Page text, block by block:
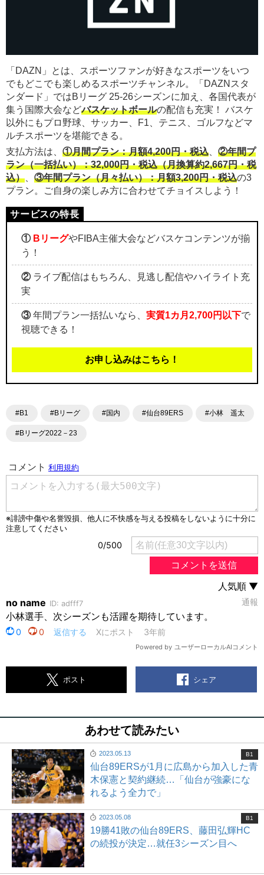
「DAZN」とは、スポーツファンが好きなスポーツをいつ
でもどこでも楽しめるスポーツチャンネル。「DAZNスタ
ンダード」ではBリーグ 25-26シーズンに加え、各国代表が
集う国際大会などバスケットボールの配信も充実！ バスケ
以外にもプロ野球、サッカー、F1、テニス、ゴルフなどマ
ルチスポーツを堪能できる。
支払方法は、 ①月間プラン：月額4,200円・税込、 ②年間プ
ラン（一括払い）：32,000円・税込（月換算約2,667円・税
込）、 ③年間プラン（月々払い）：月額3,200円・税込の3
プラン。ご自身の楽しみ方に合わせてチョイスしよう！
① BリーグやFIBA主催大会などバスケコンテンツが揃
う！
②ライブ配信はもちろん、見逃し配信やハイライト充
実
③年間プラン一括払いなら、 実質1カ月2,700円以下で
視聴できる！
お申し込みはこちら！
#B1 #Bリーグ #国内 #仙台89ERS #小林 遥太
#Bリーグ2022－23
ポスト シェア
あわせて読みたい
2023.05.13
仙台89ERSが1月に広島から加入した青
木保憲と契約継続…「仙台が強豪にな
れるよう全力で」
B1
2023.05.08
19勝41敗の仙台89ERS、藤田弘輝HC
の続投が決定…就任3シーズン目へ
B1